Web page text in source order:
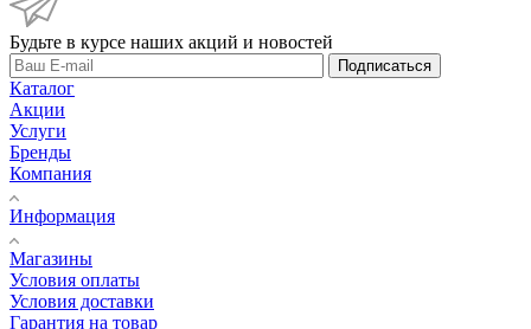
Будьте в курсе наших акций и новостей
Подписаться
Каталог
Акции
Услуги
Бренды
Компания
Информация
Магазины
Условия оплаты
Условия доставки
Гарантия на товар